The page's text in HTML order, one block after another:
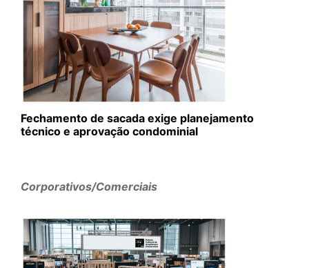
Fechamento de sacada exige planejamento
técnico e aprovação condominial
Corporativos/Comerciais